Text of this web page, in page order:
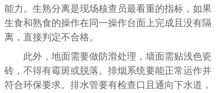
能力。生熟分离是现场核查员最看重的指标，如果
生食和熟食的操作在同一操作台面上完成且没有隔
离，直接判定不合格。
此外，地面需要做防滑处理，墙面需贴浅色瓷
砖，不得有霉斑或脱落。排烟系统要能正常运作并
符合环保要求。排水管要有检查口且通向下水道，